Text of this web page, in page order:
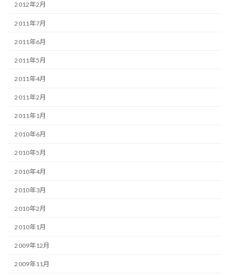
2012年2月
2011年7月
2011年6月
2011年5月
2011年4月
2011年2月
2011年1月
2010年6月
2010年5月
2010年4月
2010年3月
2010年2月
2010年1月
2009年12月
2009年11月